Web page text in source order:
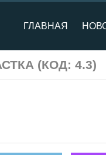
ГЛАВНАЯ
(КОД: 4.3)